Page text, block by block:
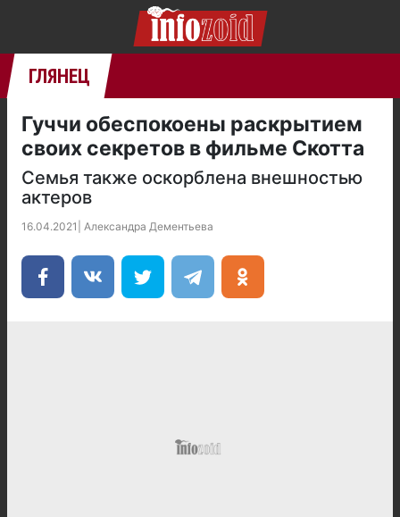
ГЛЯНЕЦ
Гуччи обеспокоены раскрытием
своих секретов в фильме Скотта
Семья также оскорблена внешностью
актеров
16.04.2021 Александра Дементьева